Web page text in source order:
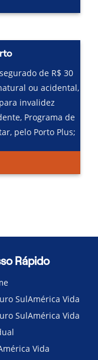
de R$ 30
ou acidental,
invalidez
Programa de
pelo Porto Plus;
Rápido
SulAmérica Vida
SulAmérica Vida
Vida